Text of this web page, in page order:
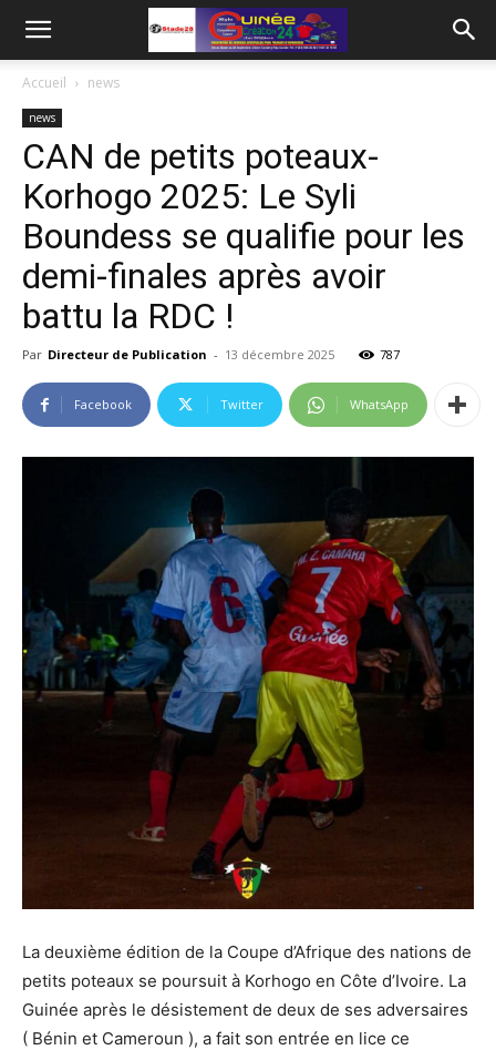
Accueil news
news
CAN de petits poteaux-
Korhogo 2025: Le Syli
Boundess se qualifie pour les
demi-finales après avoir
battu la RDC !
Par Directeur de Publication - 13 décembre 2025 787
Facebook Twitter WhatsApp
La deuxième édition de la Coupe d’Afrique des nations de
petits poteaux se poursuit à Korhogo en Côte d’Ivoire. La
Guinée après le désistement de deux de ses adversaires
( Bénin et Cameroun ), a fait son entrée en lice ce